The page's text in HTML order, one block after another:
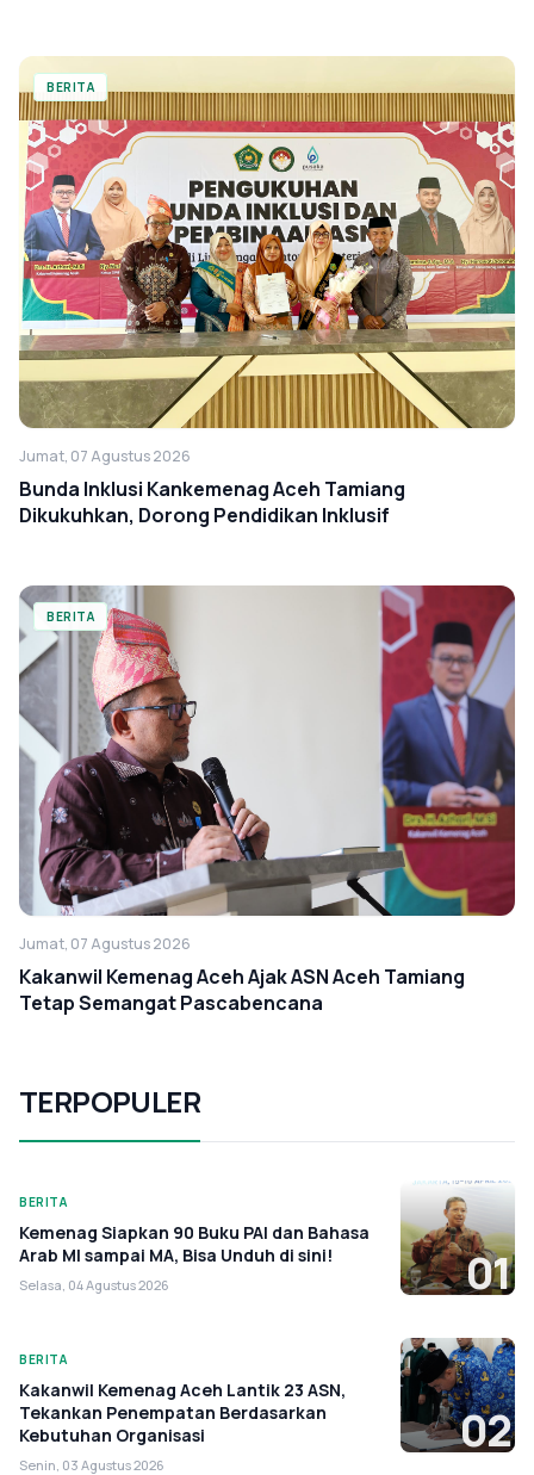
BERITA
Jumat, 07 Agustus 2026
Bunda Inklusi Kankemenag Aceh Tamiang
Dikukuhkan, Dorong Pendidikan Inklusif
BERITA
Jumat, 07 Agustus 2026
Kakanwil Kemenag Aceh Ajak ASN Aceh Tamiang
Tetap Semangat Pascabencana
TERPOPULER
BERITA
Kemenag Siapkan 90 Buku PAI dan Bahasa
Arab MI sampai MA, Bisa Unduh di sini!
Selasa, 04 Agustus 2026 01
BERITA
Kakanwil Kemenag Aceh Lantik 23 ASN,
Tekankan Penempatan Berdasarkan
Kebutuhan Organisasi
Senin, 03 Agustus 2026
02